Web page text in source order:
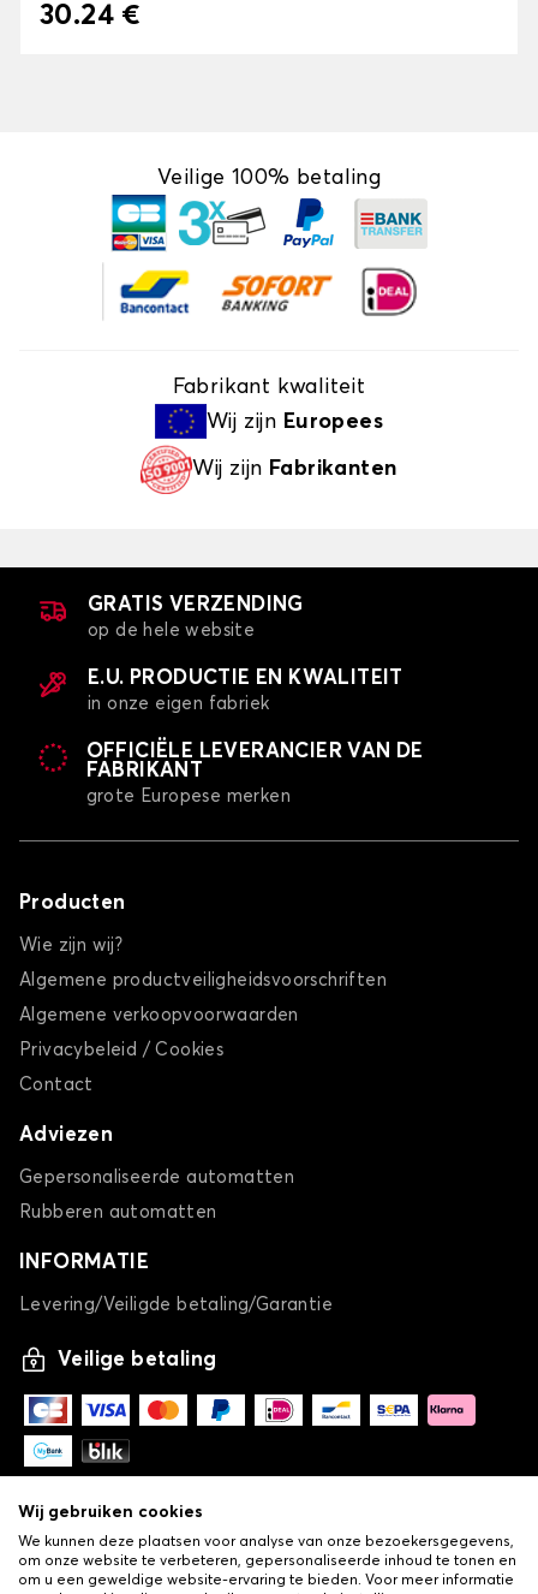
30.24 €
Veilige 100% betaling
Fabrikant kwaliteit
Wij zijn Europees
Wij zijn Fabrikanten
GRATIS VERZENDING
op de hele website
E.U. PRODUCTIE EN KWALITEIT
in onze eigen fabriek
OFFICIËLE LEVERANCIER VAN DE
FABRIKANT
grote Europese merken
Producten
Wie zijn wij?
Algemene productveiligheidsvoorschriften
Algemene verkoopvoorwaarden
Privacybeleid / Cookies
Contact
Adviezen
Gepersonaliseerde automatten
Rubberen automatten
INFORMATIE
Levering/Veiligde betaling/Garantie
Veilige betaling
Wij gebruiken cookies
We kunnen deze plaatsen voor analyse van onze bezoekersgegevens,
om onze website te verbeteren, gepersonaliseerde inhoud te tonen en
om u een geweldige website-ervaring te bieden. Voor meer informatie